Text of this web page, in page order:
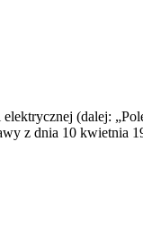
(dalej:
z dnia 10 kwietnia